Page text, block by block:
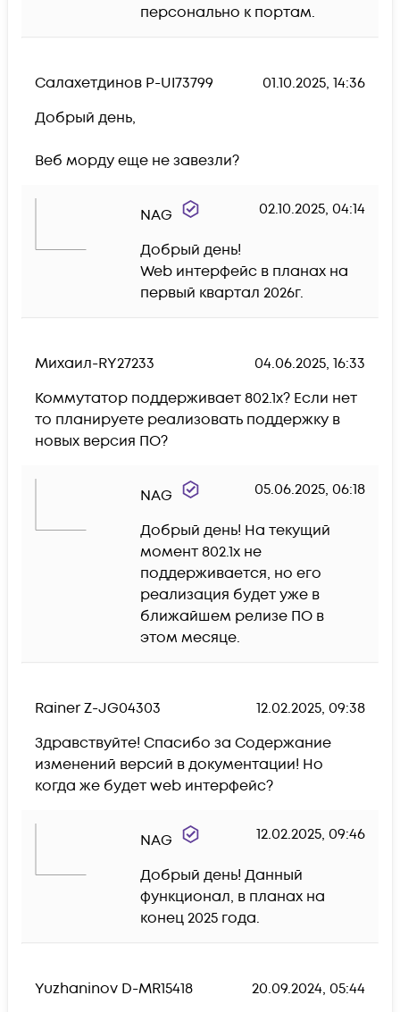
персонально к портам.
Салахетдинов Р-UI73799
01.10.2025, 14:36
Добрый день,
Веб морду еще не завезли?
NAG 02.10.2025, 04:14
Добрый день!
Web интерфейс в планах на
первый квартал 2026г.
Михаил-RY27233
04.06.2025, 16:33
Коммутатор поддерживает 802.1x? Если нет
то планируете реализовать поддержку в
новых версия ПО?
NAG 05.06.2025, 06:18
Добрый день! На текущий
момент 802.1х не
поддерживается, но его
реализация будет уже в
ближайшем релизе ПО в
этом месяце.
Rainer Z-JG04303
12.02.2025, 09:38
Здравствуйте! Спасибо за Содержание
изменений версий в документации! Но
когда же будет web интерфейс?
NAG 12.02.2025, 09:46
Добрый день! Данный
функционал, в планах на
конец 2025 года.
Yuzhaninov D-MR15418
20.09.2024, 05:44